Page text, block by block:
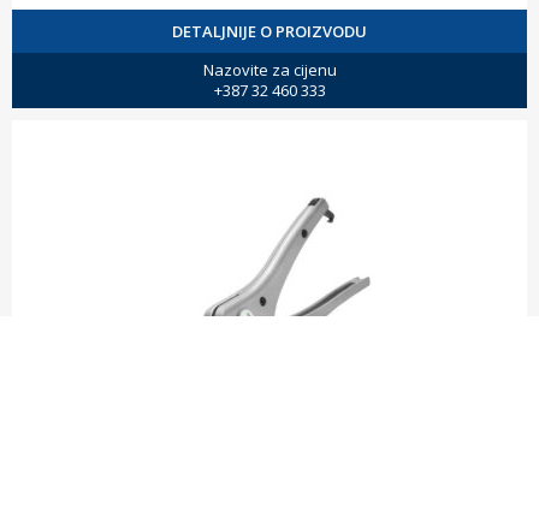
DETALJNIJE O PROIZVODU
Nazovite za cijenu
+387 32 460 333